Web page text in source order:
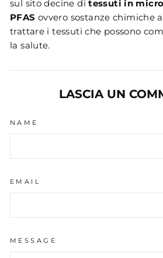
sul sito decine ditessuti in
PFAS ovvero sostanze chimiche
trattare i tessuti che possono
la salute.
LASCIA UN
NAME
EMAIL
MESSAGE